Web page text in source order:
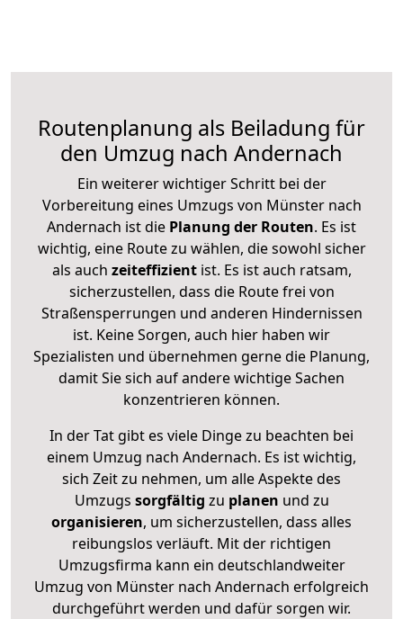
Routenplanung als Beiladung für
den Umzug nach Andernach
Ein weiterer wichtiger Schritt bei der
Vorbereitung eines Umzugs von Münster nach
Andernach ist die Planung der Routen. Es ist
wichtig, eine Route zu wählen, die sowohl sicher
als auch zeiteffizientist. Es ist auch ratsam,
sicherzustellen, dass die Route frei von
Straßensperrungen und anderen Hindernissen
ist. Keine Sorgen, auch hier haben wir
Spezialisten und übernehmen gerne die Planung,
damit Sie sich auf andere wichtige Sachen
konzentrieren können.
In der Tat gibt es viele Dinge zu beachten bei
einem Umzug nach Andernach. Es ist wichtig,
sich Zeit zu nehmen, um alle Aspekte des
Umzugs sorgfältig zu planen und zu
organisieren, um sicherzustellen, dass alles
reibungslos verläuft. Mit der richtigen
Umzugsfirma kann ein deutschlandweiter
Umzug von Münster nach Andernach erfolgreich
durchgeführt werden und dafür sorgen wir.